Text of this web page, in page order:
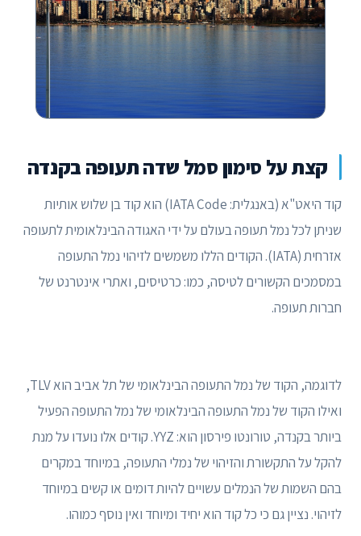
קצת על סימון סמל שדה תעופה בקנדה
קוד היאט"א (באנגלית: IATA Code) הוא קוד בן שלוש אותיות
שניתן לכל נמל תעופה בעולם על ידי האגודה הבינלאומית לתעופה
אזרחית (IATA). הקודים הללו משמשים לזיהוי נמל התעופה
במסמכים הקשורים לטיסה, כמו: כרטיסים, ואתרי אינטרנט של
חברות תעופה.
לדוגמה, הקוד של נמל התעופה הבינלאומי של תל אביב הוא TLV,
ואילו הקוד של נמל התעופה הבינלאומי של נמל התעופה הפעיל
ביותר בקנדה, טורונטו פירסון הוא: YYZ. קודים אלו נועדו על מנת
להקל על התקשורת והזיהוי של נמלי התעופה, במיוחד במקרים
בהם השמות של הנמלים עשויים להיות דומים או קשים במיוחד
לזיהוי. נציין גם כי כל קוד הוא יחיד ומיוחד ואין נוסף כמוהו.